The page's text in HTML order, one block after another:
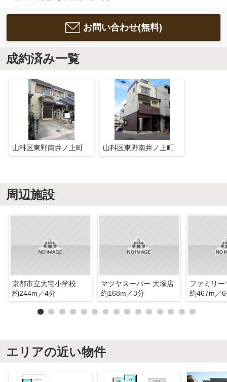
お問い合わせ(無料)
成約済み一覧
山科区東野南井ノ上町 山科区東野南井ノ上町
周辺施設
京都市立大宅小学校
約244m／4分
マツヤスーパー 大塚店
約168m／3分
約467m／
エリアの近い物件